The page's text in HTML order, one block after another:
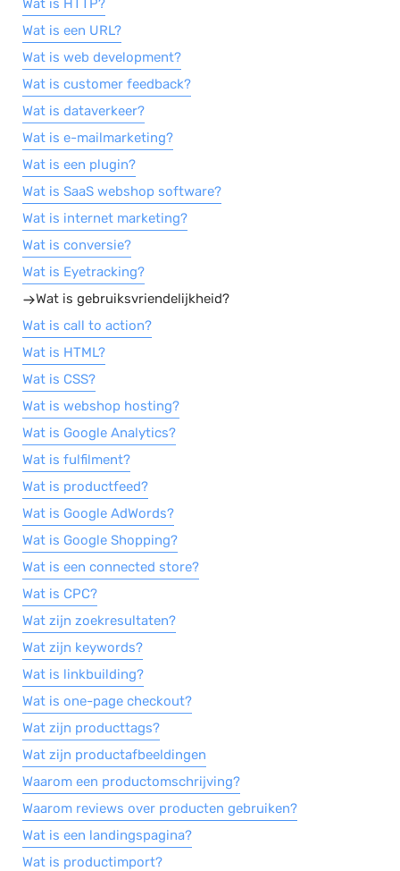
Wat is HTTP?
Wat is een URL?
Wat is web development?
Wat is customer feedback?
Wat is dataverkeer?
Wat is e-mailmarketing?
Wat is een plugin?
Wat is SaaS webshop software?
Wat is internet marketing?
Wat is conversie?
Wat is Eyetracking?
Wat is gebruiksvriendelijkheid?
Wat is call to action?
Wat is HTML?
Wat is CSS?
Wat is webshop hosting?
Wat is Google Analytics?
Wat is fulfilment?
Wat is productfeed?
Wat is Google AdWords?
Wat is Google Shopping?
Wat is een connected store?
Wat is CPC?
Wat zijn zoekresultaten?
Wat zijn keywords?
Wat is linkbuilding?
Wat is one-page checkout?
Wat zijn producttags?
Wat zijn productafbeeldingen
Waarom een productomschrijving?
Waarom reviews over producten gebruiken?
Wat is een landingspagina?
Wat is productimport?